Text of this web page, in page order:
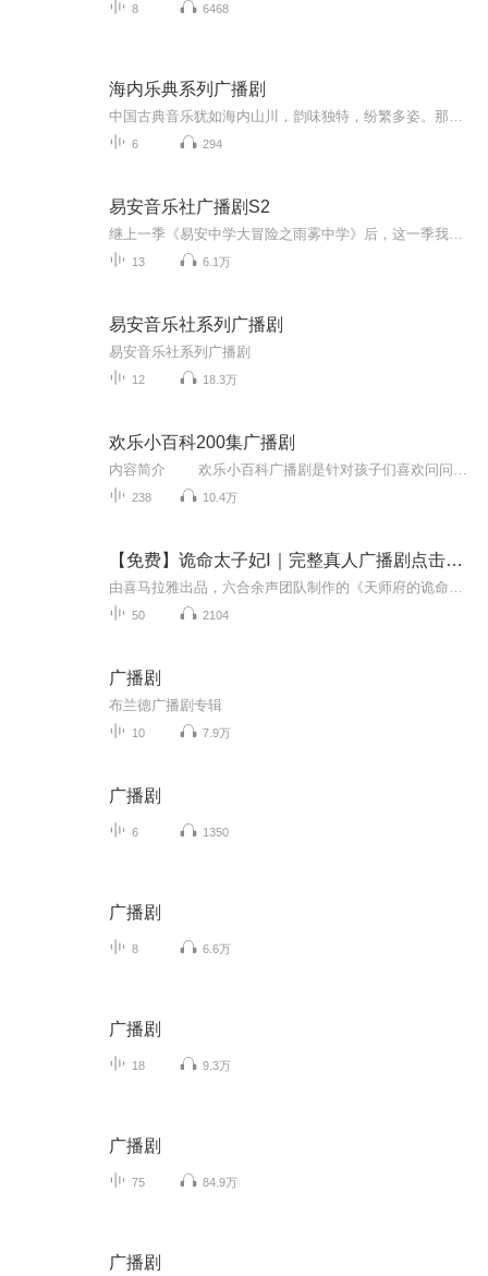
8 6468
海内乐典系列广播剧
6 294
易安音乐社广播剧S2
13 6.1万
易安音乐社系列广播剧
易安音乐社系列广播剧
12 18.3万
欢乐小百科200集广播剧
238 10.4万
【免费】诡命太子妃Ⅰ｜完整真人广播剧点击详情链接
50 2104
广播剧
布兰德广播剧专辑
10 7.9万
广播剧
6 1350
广播剧
8 6.6万
广播剧
18 9.3万
广播剧
75 84.9万
广播剧